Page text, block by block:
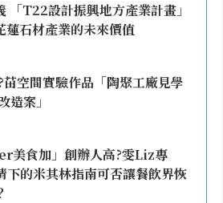
」
蓮石材產業的未來價值
?苗空間實驗作品「陶聚工廠見學
造案」
美食加」創辦人高?雯Liz專
下的米其林指南可否讓餐飲界恢